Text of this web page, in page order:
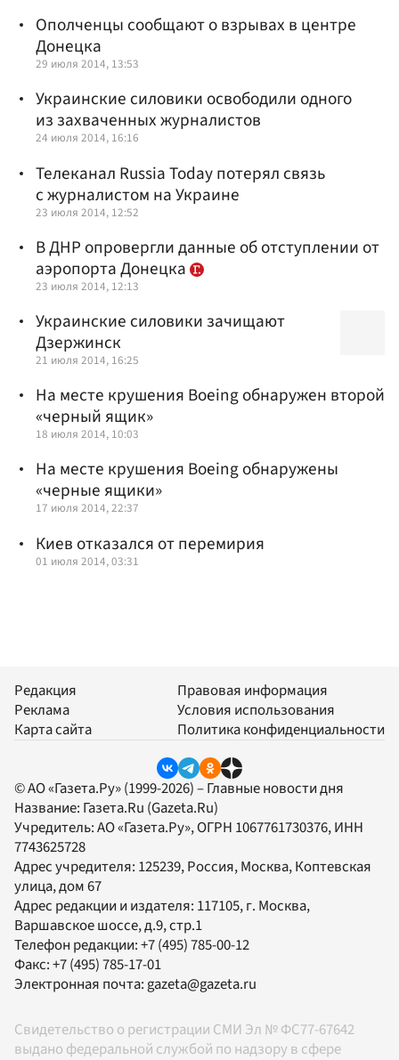
Ополченцы сообщают о взрывах в центре
Донецка
29 июля 2014, 13:53
Украинские силовики освободили одного
из захваченных журналистов
24 июля 2014, 16:16
Телеканал Russia Today потерял связь
с журналистом на Украине
23 июля 2014, 12:52
В ДНР опровергли данные об отступлении от
аэропорта Донецка
23 июля 2014, 12:13
Украинские силовики зачищают
Дзержинск
21 июля 2014, 16:25
На месте крушения Boeing обнаружен второй
«черный ящик»
18 июля 2014, 10:03
На месте крушения Boeing обнаружены
«черные ящики»
17 июля 2014, 22:37
Киев отказался от перемирия
01 июля 2014, 03:31
Редакция
Реклама
Карта сайта
Правовая информация
Условия использования
Политика конфиденциальности
© АО «Газета.Ру» (1999-2026) – Главные новости дня
Название: Газета.Ru (Gazeta.Ru)
Учредитель:АО «Газета.Ру», ОГРН 1067761730376, ИНН
7743625728
Адрес учредителя: 125239, Россия, Москва, Коптевская
улица, дом 67
Адрес редакции и издателя: 117105, г. Москва,
Варшавское шоссе, д.9, стр.1
Телефон редакции:+7 (495) 785-00-12
Факс:+7 (495) 785-17-01
Электронная почта:gazeta@gazeta.ru
Свидетельство о регистрации СМИ Эл № ФС77-67642
выдано федеральной службой по надзору в сфере